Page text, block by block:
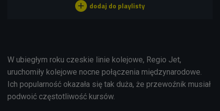
W ubiegłym roku czeskie linie kolejowe, Regio Jet,
uruchomiły kolejowe nocne połączenia międzynarodowe.
Ich popularność okazała się tak duża, że przewoźnik musiał
podwoić częstotliwość kursów.